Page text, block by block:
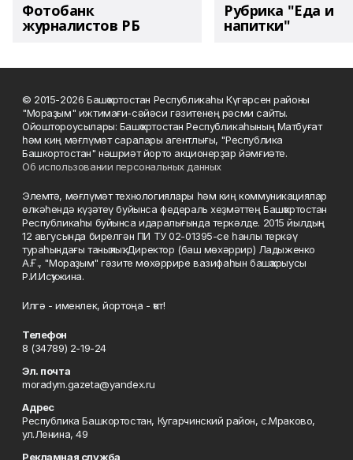
Фотобанк
журналистов РБ
Рубрика "Еда и
напитки"
© 2015-2026 Башҡортостан Республикаһы Күгәрсен районы
"Мораҙым" ижтимағи-сәйәси гәзитенең рәсми сайты.
Ойоштороусылары: Башҡортостан Республикаһының Матбуғат
һәм киң мәғлүмәт саралары агентлығы, "Республика
Башкортостан" нәшриәт йорто акционерҙар йәмғиәте.
Об использовании персональных данных
Элемтә, мәғлүмәт технологиялары һәм киң коммуникациялар
өлкәһендә күҙәтеү буйынса федераль хеҙмәттең Башҡортостан
Республикаһы буйынса идаралығында теркәлде. 2015 йылдың
12 авгусында бирелгән ПИ ТУ 02-01395-се һанлы теркәү
тураһындағы таныҡлыҡ. Директор (баш мөхәррир) Ладыженко
А.Ғ., "Мораҙым" гәзите мөхәррире вазифаһын башҡарыусы
Р.И.Исҡужина.
Илгә - именлек, йортоңа - ҡот!
Телефон
8 (34789) 2-19-24
Эл. почта
moradym.gazeta@yandex.ru
Адрес
Республика Башкортостан, Кугарчинский район, с.Мраково,
ул.Ленина, 49
Рекламная служба